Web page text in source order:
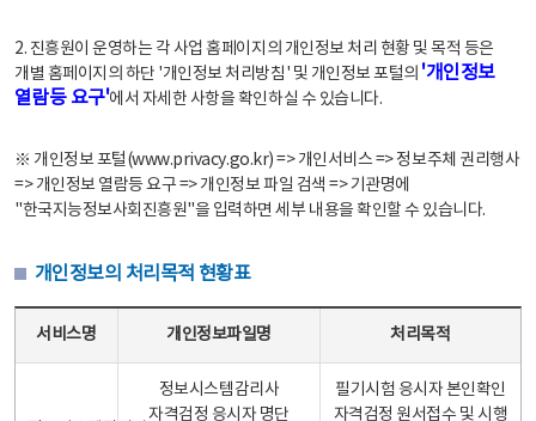
2. 진흥원이 운영하는 각 사업 홈페이지의 개인정보 처리 현황 및 목적 등은
개별 홈페이지의 하단 '개인정보 처리방침' 및 개인정보 포털의 '개인정보
열람등 요구'에서 자세한 사항을 확인하실 수 있습니다.
※ 개인정보 포털(www.privacy.go.kr) => 개인서비스 => 정보주체 권리행사
=> 개인정보 열람등 요구 => 개인정보 파일 검색 => 기관명에
"한국지능정보사회진흥원"을 입력하면 세부 내용을 확인할 수 있습니다.
개인정보의 처리목적 현황표
서비스명 개인정보파일명 처리목적
정보시스템감리사
자격검정 응시자 명단
필기시험 응시자 본인확인
자격검정 원서접수 및 시행